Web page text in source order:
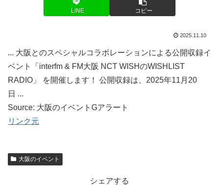
LINE コピー
2025.11.10
... 大阪とのスペシャルコラボレーションによる公開収録イ
ベント「interfm & FM大阪 NCT WISHのWISHLIST
RADIO」 を開催します！ 公開収録は、2025年11月20
日 ...
Source: 大阪のイベントGアラート
リンク元
大阪のイベント
シェアする